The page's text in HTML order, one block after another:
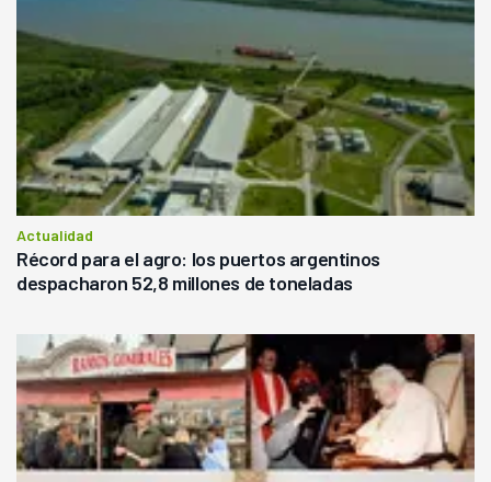
Actualidad
Récord para el agro: los puertos argentinos
despacharon 52,8 millones de toneladas